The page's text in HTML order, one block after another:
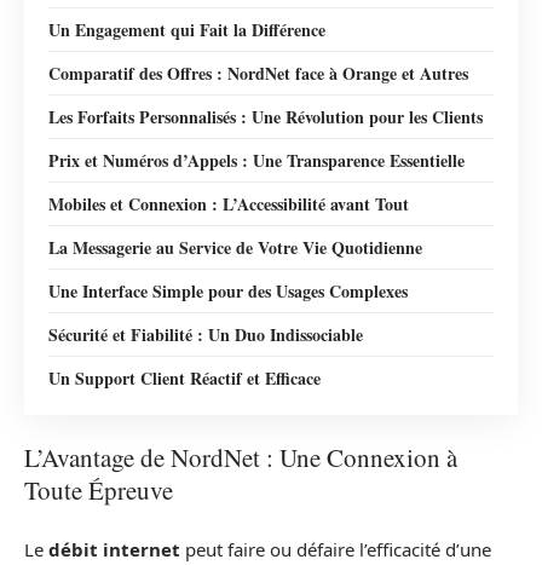
Un Engagement qui Fait la Différence
Comparatif des Offres : NordNet face à Orange et Autres
Les Forfaits Personnalisés : Une Révolution pour les Clients
Prix et Numéros d’Appels : Une Transparence Essentielle
Mobiles et Connexion : L’Accessibilité avant Tout
La Messagerie au Service de Votre Vie Quotidienne
Une Interface Simple pour des Usages Complexes
Sécurité et Fiabilité : Un Duo Indissociable
Un Support Client Réactif et Efficace
L’Avantage de NordNet : Une Connexion à
Toute Épreuve
Le débit internet peut faire ou défaire l’efficacité d’une